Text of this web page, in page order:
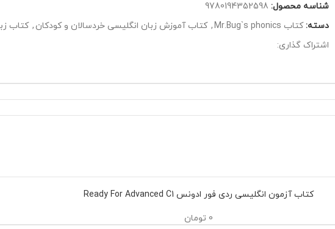
شناسه محصول: 9780194352598
دسته: کتاب Mr.Bug`s phonics , کتاب آموزش زبان انگلیسی خردسالان و کودکان , کتاب
اشتراک گذاری:
کتاب آزمون انگلیسی ردی فور ادونس Ready For Advanced C1
0 تومان